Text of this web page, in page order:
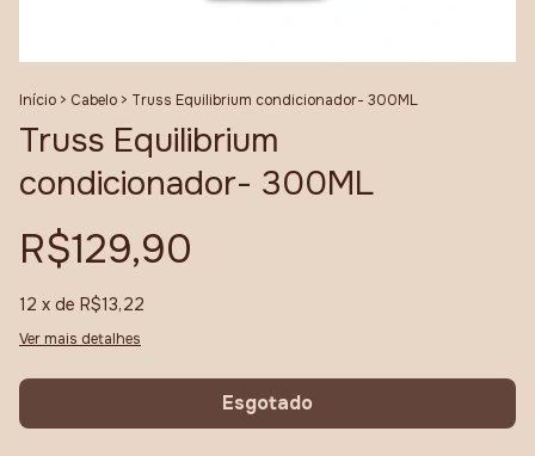
Início > Cabelo > Truss Equilibrium condicionador- 300ML
Truss Equilibrium
condicionador- 300ML
R$129,90
12 x de R$13,22
Ver mais detalhes